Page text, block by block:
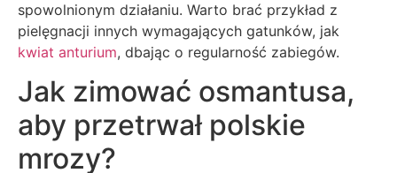
spowolnionym działaniu. Warto brać przykład z
pielęgnacji innych wymagających gatunków, jak
kwiat anturium, dbając o regularność zabiegów.
Jak zimować osmantusa,
aby przetrwał polskie
mrozy?